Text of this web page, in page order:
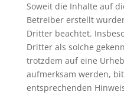
Soweit die Inhalte auf
Betreiber erstellt
Dritter beachtet.
Dritter als solche
trotzdem auf eine
aufmerksam werden,
entsprechenden